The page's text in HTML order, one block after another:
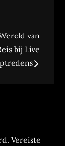
van
bij Live
Vereiste